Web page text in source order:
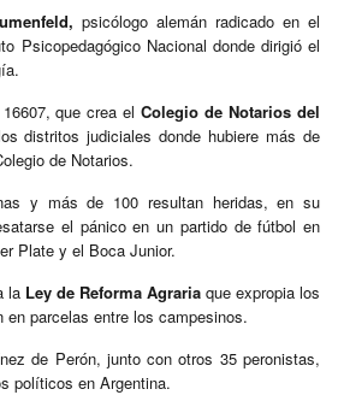
psicólogo alemán radicado en el
Psicopedagógico Nacional donde dirigió el
que crea elColegio de Notarios del
distritos judiciales donde hubiere más de
de Notarios.
y más de 100 resultan heridas, en su
el pánico en un partido de fútbol en
Plate y el Boca Junior.
la Ley de Reforma Agraria que expropia los
parcelas entre los campesinos.
de Perón, junto con otros 35 peronistas,
políticos en Argentina.